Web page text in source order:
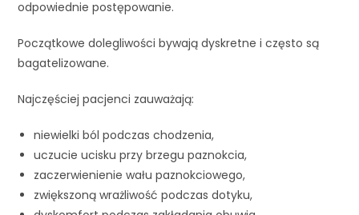
odpowiednie postępowanie.
Początkowe dolegliwości bywają dyskretne i często są
bagatelizowane.
Najczęściej pacjenci zauważają:
niewielki ból podczas chodzenia,
uczucie ucisku przy brzegu paznokcia,
zaczerwienienie wału paznokciowego,
zwiększoną wrażliwość podczas dotyku,